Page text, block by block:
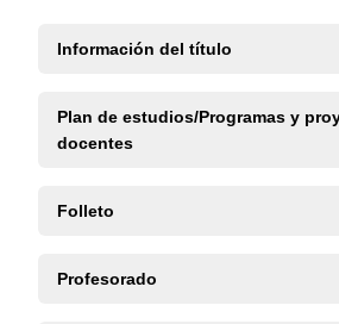
Información del título
Plan de estudios/Programas y
docentes
Folleto
Profesorado